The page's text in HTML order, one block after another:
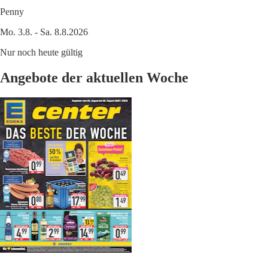
Penny
Mo. 3.8. - Sa. 8.8.2026
Nur noch heute gültig
Angebote der aktuellen Woche